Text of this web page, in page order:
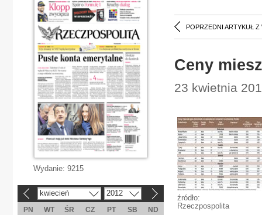
POPRZEDNI ARTYKUŁ Z
Ceny
23 kwietnia
źródło:
Rzeczpospolita
Wydanie: 9215
kwiecień 2012
PN WT ŚR CZ PT SB
ND